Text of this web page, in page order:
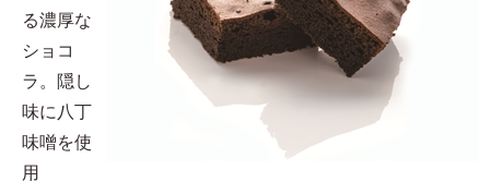
る濃厚な
ショコ
ラ。隠し
味に八丁
味噌を使
用​